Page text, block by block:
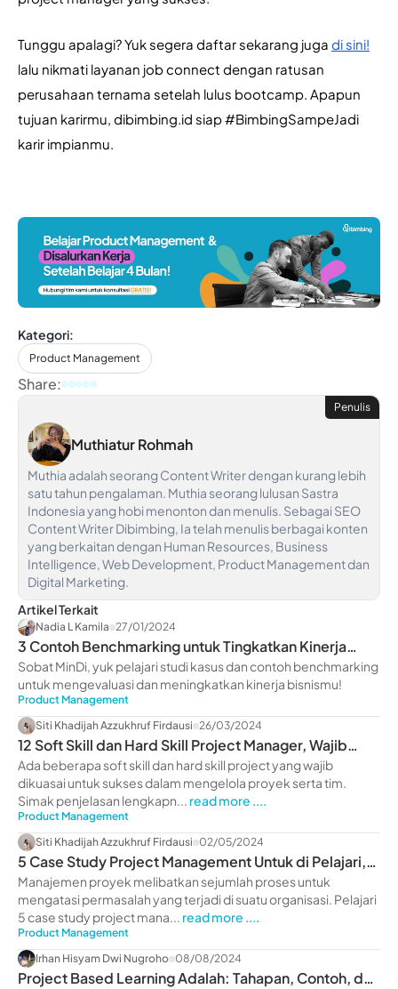
Tunggu apalagi? Yuk segera daftar sekarang juga di sini!
lalu nikmati layanan job connect dengan ratusan
perusahaan ternama setelah lulus bootcamp. Apapun
tujuan karirmu, dibimbing.id siap #BimbingSampeJadi
karir impianmu.
Kategori:
Product Management
Share:
Penulis
Muthiatur Rohmah
Muthia adalah seorang Content Writer dengan kurang lebih
satu tahun pengalaman. Muthia seorang lulusan Sastra
Indonesia yang hobi menonton dan menulis. Sebagai SEO
Content Writer Dibimbing, Ia telah menulis berbagai konten
yang berkaitan dengan Human Resources, Business
Intelligence, Web Development, Product Management dan
Digital Marketing.
Artikel Terkait
Nadia L Kamila 27/01/2024
3 Contoh Benchmarking untuk Tingkatkan Kinerja
Bisnis
Sobat MinDi, yuk pelajari studi kasus dan contoh benchmarking
untuk mengevaluasi dan meningkatkan kinerja bisnismu!
Product Management
Siti Khadijah Azzukhruf Firdausi 26/03/2024
12 Soft Skill dan Hard Skill Project Manager, Wajib
Dikuasai
Ada beberapa soft skill dan hard skill project yang wajib
dikuasai untuk sukses dalam mengelola proyek serta tim.
Simak penjelasan lengkapn... read more ....
Product Management
Siti Khadijah Azzukhruf Firdausi 02/05/2024
5 Case Study Project Management Untuk di Pelajari,
Yuk Baca!
Manajemen proyek melibatkan sejumlah proses untuk
mengatasi permasalah yang terjadi di suatu organisasi. Pelajari
5 case study project mana... read more ....
Product Management
Irhan Hisyam Dwi Nugroho 08/08/2024
Project Based Learning Adalah: Tahapan, Contoh, dan